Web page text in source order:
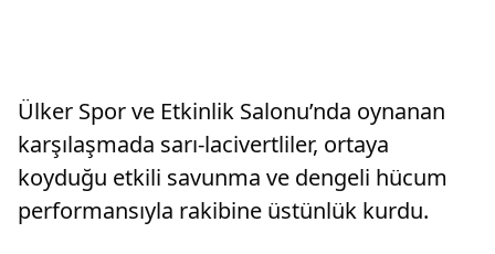
Ülker Spor ve Etkinlik Salonu’nda oynanan
karşılaşmada sarı-lacivertliler, ortaya
koyduğu etkili savunma ve dengeli hücum
performansıyla rakibine üstünlük kurdu.